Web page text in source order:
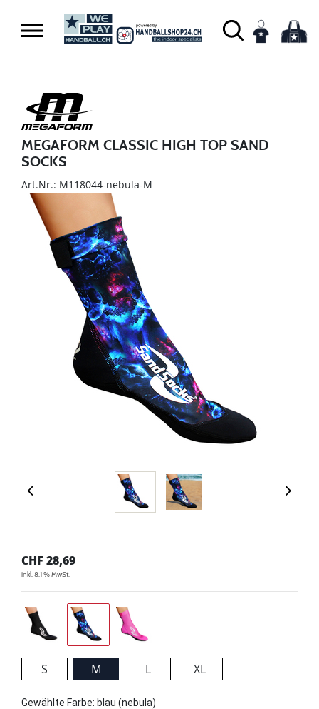
MEGAFORM CLASSIC HIGH TOP SAND
SOCKS
Art.Nr.: M118044-nebula-M
CHF 28,69
inkl. 8.1 % MwSt.
S M L XL
Gewählte Farbe: blau (nebula)